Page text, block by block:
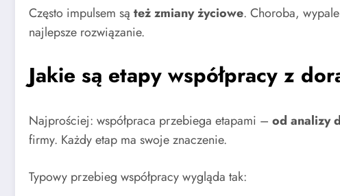
Często impulsem są też zmiany życiowe. Choroba,
najlepsze rozwiązanie.
Jakie są etapy współpracy z
Najprościej: współpraca przebiega etapami – od analizy
firmy. Każdy etap ma swoje znaczenie.
Typowy przebieg współpracy wygląda tak: